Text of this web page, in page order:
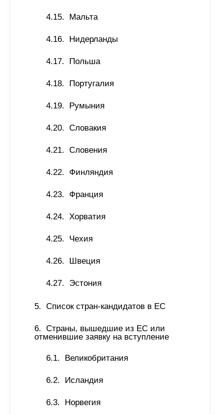
Мальта
Нидерланды
Польша
Португалия
Румыния
Словакия
Словения
Финляндия
Франция
Хорватия
Чехия
Швеция
Эстония
Список стран-кандидатов в ЕС
Страны, вышедшие из ЕС или
отменившие заявку на вступление
Великобритания
Исландия
Норвегия